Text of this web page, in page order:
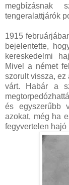
megbízásnak
tengeralattjárók
1915
bejelentette,
kereskedelmi
Mivel a német
szorult vissza, ez
várt. Habár a
és egyszerűbb
azokat, még ha
fegyvertelen hajó